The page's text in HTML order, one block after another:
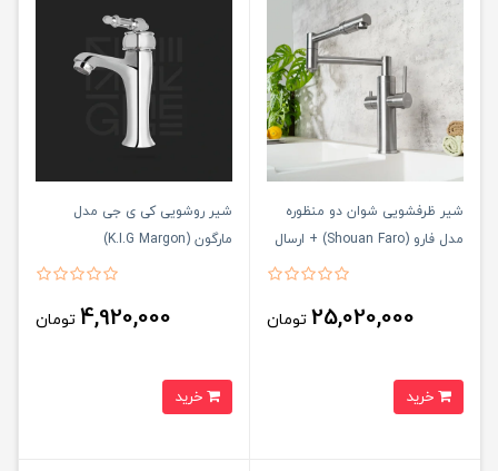
شیر ظرفشویی شوان دو منظوره
مدل فارو (Shouan Faro) + ارسال
25,020,000 تومان
شیر روشویی کی ی جی مدل
مارگون (K.I.G Margon)
4,920,000 تومان